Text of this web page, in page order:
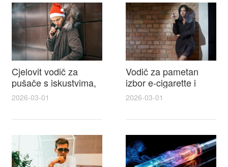
Cjelovit vodič za
pušače s iskustvima,
recenzijama i
cigarette na e cigareta
2026-03-01
Vodič za pametan
izbor e-cigarette i
savjeti kako postići
elektronske cigarete
2026-03-01